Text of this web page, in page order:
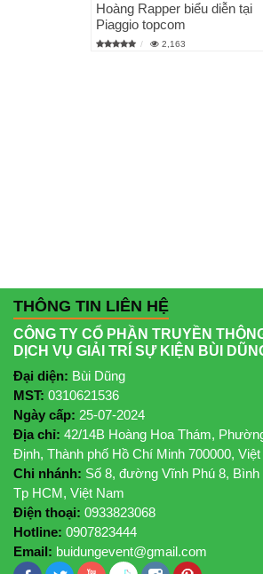
Hoàng Rapper biểu diễn tại
Piaggio topcom
2,163
THÔNG TIN LIÊN HỆ
CÔNG TY CỔ PHẦN TRUYỀN
DỊCH VỤ GIẢI TRÍ SỰ KIỆN BÙI
Đại diện: Bùi Dũng
MST: 0310621536
Ngày cấp: 25-07-2024
Địa chỉ: 42/14B Hoàng Hoa Thám,
Định, Thành phố Hồ Chí Minh 700000,
Chi nhánh: Số 8, đường Vĩnh Phú 8, Bình
Tp HCM, Việt Nam
Điện thoại: 0933823068
Hotline: 0907823444
Email: buidungevent@gmail.com